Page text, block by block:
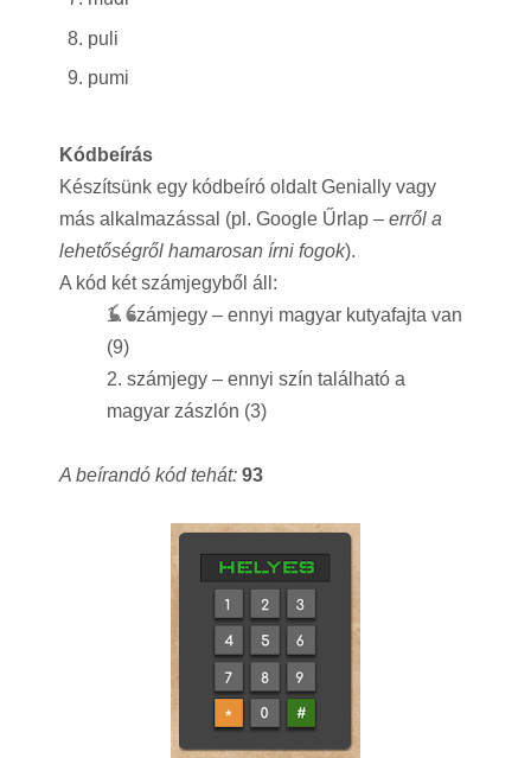
puli
pumi
Kódbeírás
Készítsünk egy kódbeíró oldalt Genially vagy
más alkalmazással (pl. Google Űrlap – erről a
lehetőségről hamarosan írni fogok).
A kód két számjegyből áll:
1. számjegy – ennyi magyar kutyafajta van
(9)
2. számjegy – ennyi szín található a
magyar zászlón (3)
A beírandó kód tehát: 93